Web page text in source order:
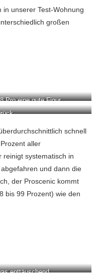
unserer Test-Wohnung
großen
Pro eine gute Figur.
schnell
aller
reinigt systematisch in
und dann die
der Proscenic kommt
bis 99 Prozent) wie den
enttäuschend.